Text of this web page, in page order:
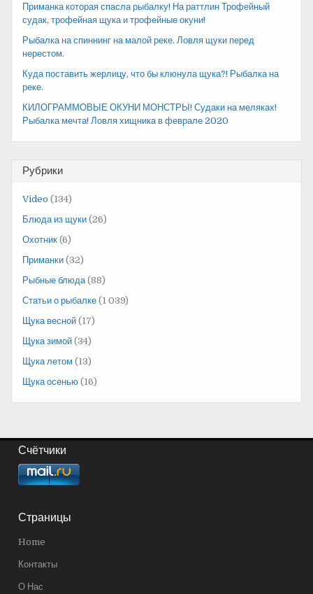
Приманка которая спасла рыбалку! На раттлин Трофейный
судак, трофейная щука и трофейные окуни!
Рыбалка на спиннинг на малой реке. Ловля щуки перед
нерестом.
Куда поставить жерлицу, что бы клюнула щука?! Рыбалка на
реке.
КИЛОГРАММОВЫЕ ОКУНИ МОНСТРЫ! Судаки на меляках!
Рыбалка мечта! Ловля хищника в феврале 2020
Рубрики
Video (134)
Блюда из щуки (26)
Охотник (6)
Приманки (32)
Рыбные блюда (88)
Статьи о рыбалке (1 039)
Щука весной (17)
Щука зимой (34)
Щука летом (13)
Щука осенью (16)
Счётчики
Страницы
Home
Контакты
О Нас